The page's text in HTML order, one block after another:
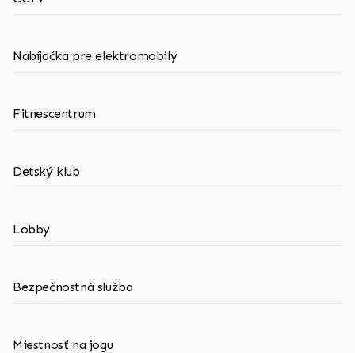
Nabíjačka pre elektromobily
Fitnescentrum
Detský klub
Lobby
Bezpečnostná služba
Miestnosť na jogu